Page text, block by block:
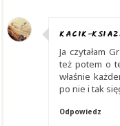
KACIK-
Ja czytałam
też potem o
właśnie
po nie i tak
Odpowiedz